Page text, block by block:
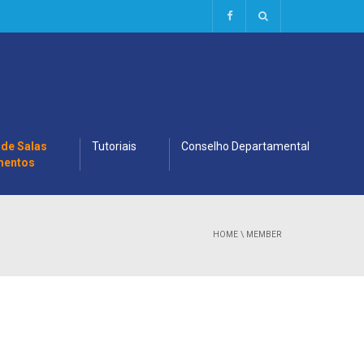
Salas
Tutoriais Conselho Departamental
HOME \ MEMBER